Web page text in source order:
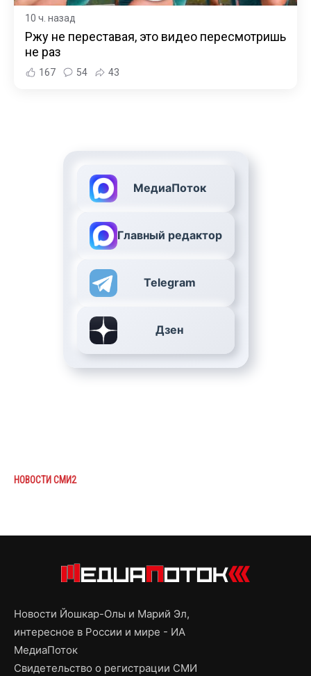
10 ч. назад
Ржу не переставая, это видео пересмотришь
не раз
167 54 43
МедиаПоток
Главный редактор
Telegram
Дзен
НОВОСТИ СМИ2
Новости Йошкар-Олы и Марий Эл,
интересное в России и мире - ИА
МедиаПоток
Свидетельство о регистрации СМИ